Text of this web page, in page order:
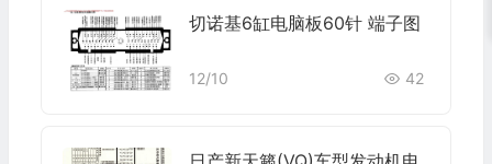
切诺基6缸电脑板60针 端子图
12/10 42